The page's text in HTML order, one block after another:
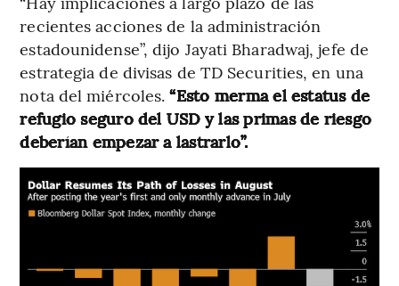
recientes acciones de la administración
estadounidense”, dijo Jayati Bharadwaj, jefe de
estrategia de divisas de TD Securities, en una
nota del miércoles.“Esto merma el estatus de
refugio seguro del USD y las primas de riesgo
deberían empezar a lastrarlo”.